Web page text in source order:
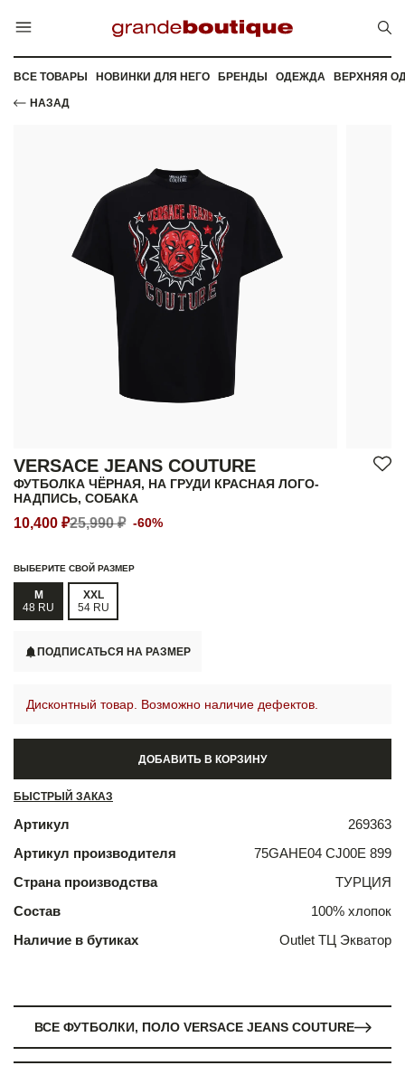
ВСЕ ТОВАРЫ НОВИНКИ ДЛЯ НЕГО БРЕНДЫ ОДЕЖДА ВЕРХНЯЯ
НАЗАД
VERSACE JEANS COUTURE
ФУТБОЛКА ЧЁРНАЯ, НА ГРУДИ КРАСНАЯ ЛОГО-
НАДПИСЬ, СОБАКА
10,400 ₽25,990 ₽ -60%
ВЫБЕРИТЕ СВОЙ РАЗМЕР
M
48 RU
XXL
54 RU
ПОДПИСАТЬСЯ НА РАЗМЕР
Дисконтный товар. Возможно наличие дефектов.
ДОБАВИТЬ В КОРЗИНУ
БЫСТРЫЙ ЗАКАЗ
Артикул
269363
Артикул производителя
75GAHE04 CJ00E 899
Страна производства
ТУРЦИЯ
Состав
100% хлопок
Наличие в бутиках
Outlet ТЦ Экватор
ВСЕ ФУТБОЛКИ, ПОЛО VERSACE JEANS COUTURE